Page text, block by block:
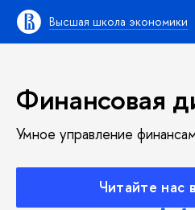
Высшая школа экономики
Финансовая
Умное управление
Читайте нас